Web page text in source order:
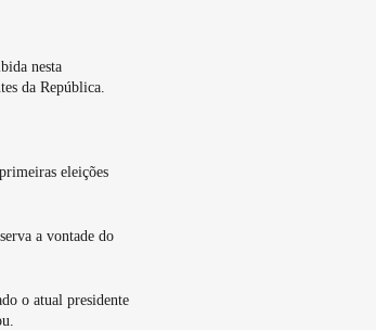
nesta
da República.
eleições
a vontade do
o atual presidente